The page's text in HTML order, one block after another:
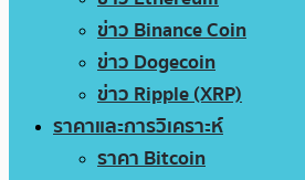
ข่าว Binance Coin
ข่าว Dogecoin
ข่าว Ripple (XRP)
ราคาและการวิเคราะห์
ราคา Bitcoin